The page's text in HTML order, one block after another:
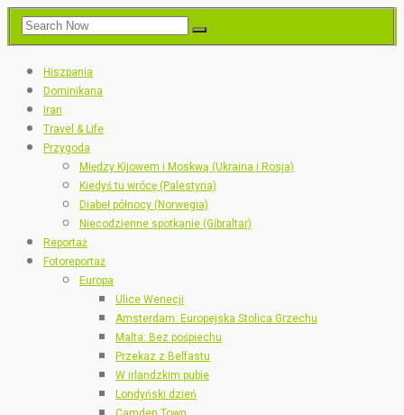
Hiszpania
Dominikana
Iran
Travel & Life
Przygoda
Między Kijowem i Moskwą (Ukraina i Rosja)
Kiedyś tu wrócę (Palestyna)
Diabeł północy (Norwegia)
Niecodzienne spotkanie (Gibraltar)
Reportaż
Fotoreportaż
Europa
Ulice Wenecji
Amsterdam: Europejska Stolica Grzechu
Malta: Bez pośpiechu
Przekaz z Belfastu
W irlandzkim pubie
Londyński dzień